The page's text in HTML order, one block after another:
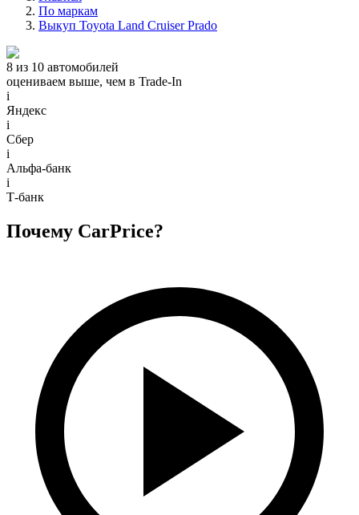
По маркам
Выкуп Toyota Land Cruiser Prado
8 из 10 автомобилей
оцениваем выше, чем в Trade‑In
i
Яндекс
i
Сбер
i
Альфа-банк
i
Т-банк
Почему CarPrice?